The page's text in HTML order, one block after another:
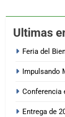
Ultimas
Feria del
Impulsando
Conferencia
Entrega de